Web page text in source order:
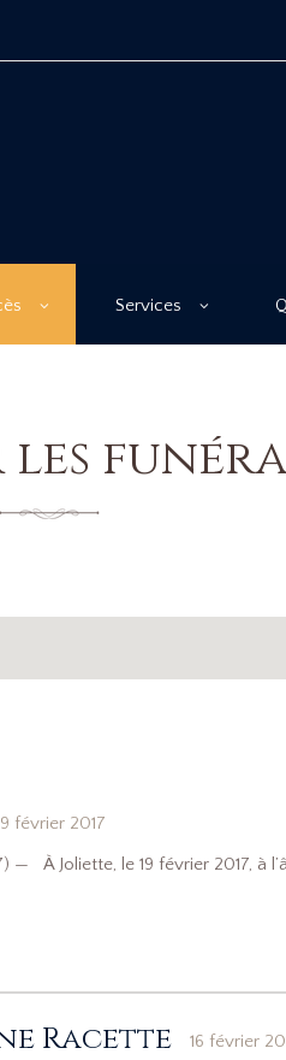
Services
les
février 2017
— À Joliette, le 19 février 2017, à
Racette 16 février